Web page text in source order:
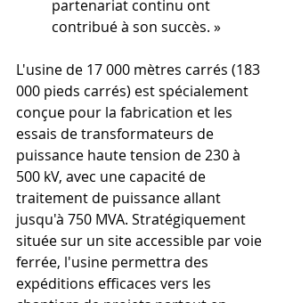
partenariat continu ont
contribué à son succès. »
L'usine de 17 000 mètres carrés (183
000 pieds carrés) est spécialement
conçue pour la fabrication et les
essais de transformateurs de
puissance haute tension de 230 à
500 kV, avec une capacité de
traitement de puissance allant
jusqu'à 750 MVA. Stratégiquement
située sur un site accessible par voie
ferrée, l'usine permettra des
expéditions efficaces vers les